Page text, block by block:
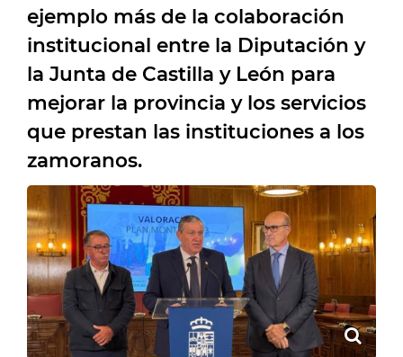
ejemplo más de la colaboración
institucional entre la Diputación y
la Junta de Castilla y León para
mejorar la provincia y los servicios
que prestan las instituciones a los
zamoranos.